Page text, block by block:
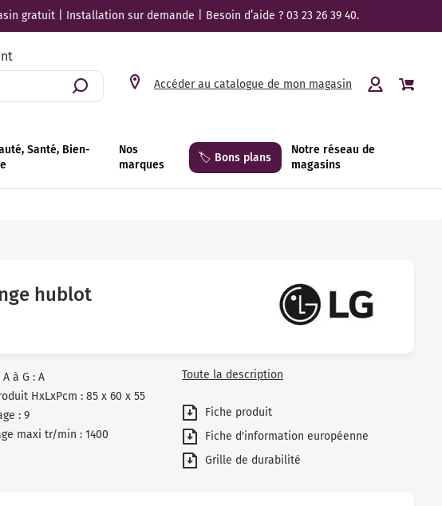
gratuit | Installation sur demande | Besoin d’aide ? 03 23 26 39 40.
Accéder au catalogue de mon magasin
Santé, Bien-
Nos
marques
🏷️ Bons plans
Notre réseau de
magasins
hublot
à G : A
HxLxPcm : 85 x 60 x 55
: 9
maxi tr/min : 1400
Toute la description
Fiche produit
Fiche d'information européenne
Grille de durabilité